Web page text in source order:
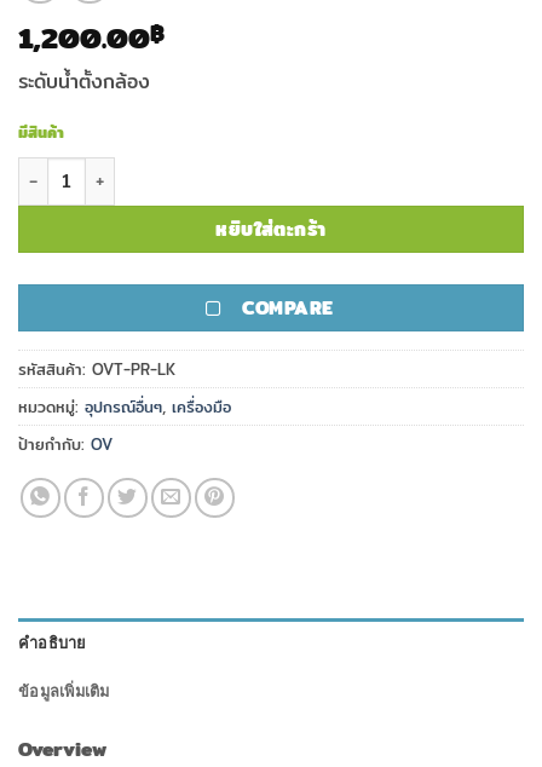
1,200.00฿
ระดับน้ำตั้งกล้อง
มีสินค้า
จำนวน ระดับน้ำตั้งศูนย์ Vortex Pro Leveling Kit ชิ้น
หยิบใส่ตะกร้า
COMPARE
รหัสสินค้า: OVT-PR-LK
หมวดหมู่: อุปกรณ์อื่นๆ, เครื่องมือ
ป้ายกำกับ: OV
คำอธิบาย
ข้อมูลเพิ่มเติม
Overview